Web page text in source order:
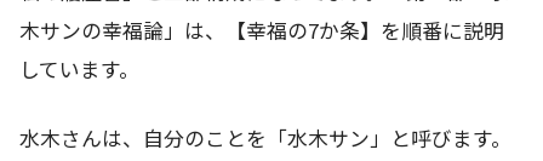
木サンの幸福論」は、【幸福の7か条】を順番に説明
しています。
水木さんは、自分のことを「水木サン」と呼びます。